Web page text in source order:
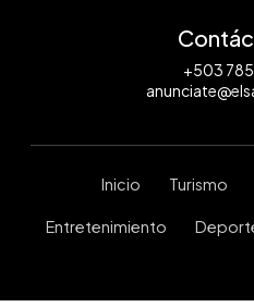
+503
Inicio Turismo
Entretenimiento